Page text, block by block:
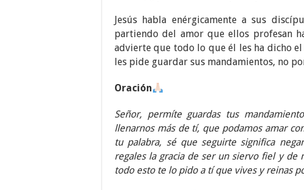
Jesús habla enérgicamente a sus
partiendo del amor que ellos profesan
advierte que todo lo que él les ha dicho
les pide guardar sus mandamientos, no
Oración
Señor, permíte guardas tus
llenarnos más de tí, que podamos amar
tu palabra, sé que seguirte significa
regales la gracia de ser un siervo fiel y
todo esto te lo pido a tí que vives y reinas